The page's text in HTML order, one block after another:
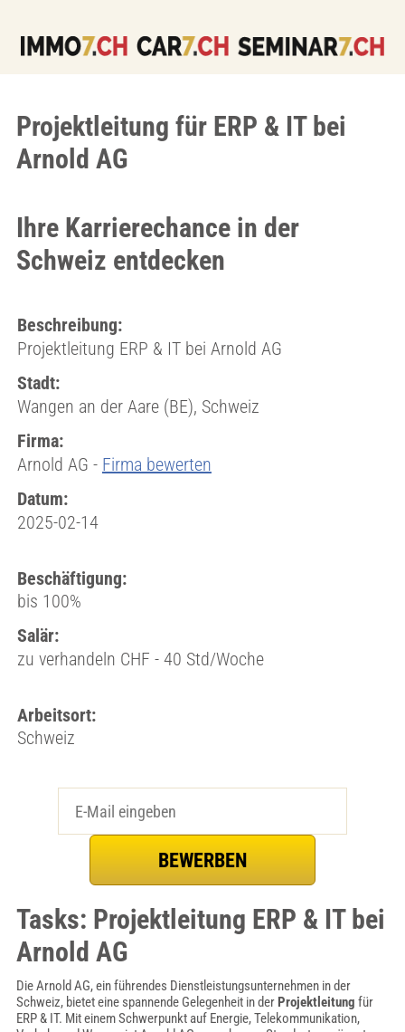
Projektleitung für ERP & IT bei
Arnold AG
Ihre Karrierechance in der
Schweiz entdecken
Beschreibung:
Projektleitung ERP & IT bei Arnold AG
Stadt:
Wangen an der Aare (BE), Schweiz
Firma:
Arnold AG - Firma bewerten
Datum:
2025-02-14
Beschäftigung:
bis 100%
Salär:
zu verhandeln CHF - 40 Std/Woche
Arbeitsort:
Schweiz
Tasks: Projektleitung ERP & IT bei
Arnold AG
Die Arnold AG, ein führendes Dienstleistungsunternehmen in der
Schweiz, bietet eine spannende Gelegenheit in derProjektleitung für
ERP & IT. Mit einem Schwerpunkt auf Energie, Telekommunikation,